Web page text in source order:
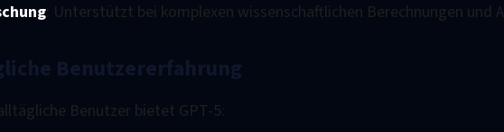
: Unterstützt bei komplexen wissenschaftlichen Berechnungen und
Benutzererfahrung
Benutzer bietet GPT-5: